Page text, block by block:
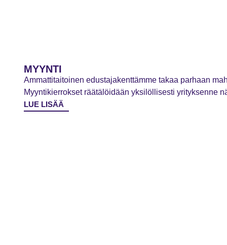
MYYNTI
Ammattitaitoinen edustajakenttämme takaa parhaan
Myyntikierrokset räätälöidään yksilöllisesti yrityksenne
LUE LISÄÄ